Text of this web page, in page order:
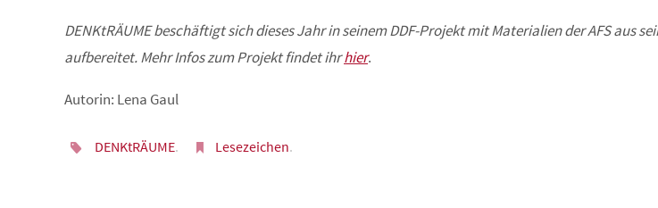
DENKtRÄUME beschäftigt sich dieses Jahr in seinem DDF-Projekt mit Materialien der AFS aus
aufbereitet. Mehr Infos zum Projekt findet ihrhier.
Autorin: Lena Gaul
DENKtRÄUME. Lesezeichen.